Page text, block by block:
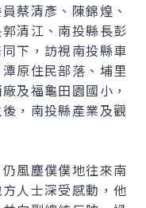
蔡清彥、陳錦煌、
清江、南投縣長彭
下，訪視南投縣車
原住民部落、埔里
及福龜田園國小，
，南投縣產業及觀
風塵僕僕地往來南
人士深受感動，他